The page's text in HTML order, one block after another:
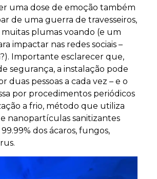
uma dose de emoção também
de uma guerra de travesseiros,
plumas voando (e um
impactar nas redes sociais –
Importante esclarecer que,
segurança, a instalação pode
duas pessoas a cada vez – e o
por procedimentos periódicos
a frio, método que utiliza
nanopartículas sanitizantes
dos ácaros, fungos,